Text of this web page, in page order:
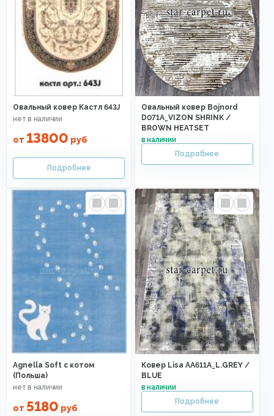
Овальный ковер Кастл 643J
от 13800 руб
Овальный ковер Bojnord
D071A_VIZON SHRINK /
BROWN HEATSET
Agnella Soft с котом
(Польша)
от 5180 руб
Ковер Lisa AA611A_L.GREY /
BLUE